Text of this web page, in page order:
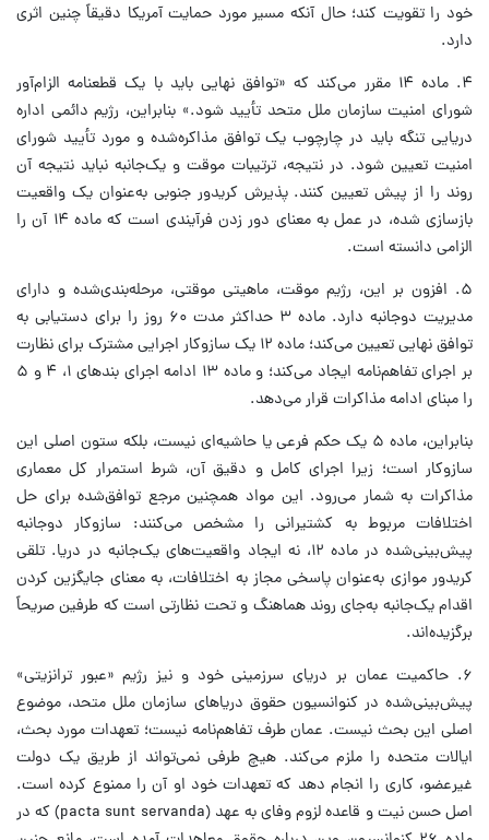
خود را تقویت کند؛ حال آنکه مسیر مورد حمایت آمریکا دقیقاً چنین اثری
دارد.
۴. ماده ۱۴ مقرر می‌کند که «توافق نهایی باید با یک قطعنامه الزام‌آور
شورای امنیت سازمان ملل متحد تأیید شود.» بنابراین، رژیم دائمی اداره
دریایی تنگه باید در چارچوب یک توافق مذاکره‌شده و مورد تأیید شورای
امنیت تعیین شود. در نتیجه، ترتیبات موقت و یک‌جانبه نباید نتیجه آن
روند را از پیش تعیین کنند. پذیرش کریدور جنوبی به‌عنوان یک واقعیت
بازسازی شده، در عمل به معنای دور زدن فرآیندی است که ماده ۱۴ آن را
الزامی دانسته است.
۵. افزون بر این، رژیم موقت، ماهیتی موقتی، مرحله‌بندی‌شده و دارای
مدیریت دوجانبه دارد. ماده ۳ حداکثر مدت ۶۰ روز را برای دستیابی به
توافق نهایی تعیین می‌کند؛ ماده ۱۲ یک سازوکار اجرایی مشترک برای نظارت
بر اجرای تفاهم‌نامه ایجاد می‌کند؛ و ماده ۱۳ ادامه اجرای بندهای ۱، ۴ و ۵
را مبنای ادامه مذاکرات قرار می‌دهد.
بنابراین، ماده ۵ یک حکم فرعی یا حاشیه‌ای نیست، بلکه ستون اصلی این
سازوکار است؛ زیرا اجرای کامل و دقیق آن، شرط استمرار کل معماری
مذاکرات به شمار می‌رود. این مواد همچنین مرجع توافق‌شده برای حل
اختلافات مربوط به کشتیرانی را مشخص می‌کنند: سازوکار دوجانبه
پیش‌بینی‌شده در ماده ۱۲، نه ایجاد واقعیت‌های یک‌جانبه در دریا. تلقی
کریدور موازی به‌عنوان پاسخی مجاز به اختلافات، به معنای جایگزین کردن
اقدام یک‌جانبه به‌جای روند هماهنگ و تحت نظارتی است که طرفین صریحاً
برگزیده‌اند.
۶. حاکمیت عمان بر دریای سرزمینی خود و نیز رژیم «عبور ترانزیتی»
پیش‌بینی‌شده در کنوانسیون حقوق دریاهای سازمان ملل متحد، موضوع
اصلی این بحث نیست. عمان طرف تفاهم‌نامه نیست؛ تعهدات مورد بحث،
ایالات متحده را ملزم می‌کند. هیچ طرفی نمی‌تواند از طریق یک دولت
غیرعضو، کاری را انجام دهد که تعهدات خود او آن را ممنوع کرده است.
اصل حسن نیت و قاعده لزوم وفای به عهد (pacta sunt servanda) که در